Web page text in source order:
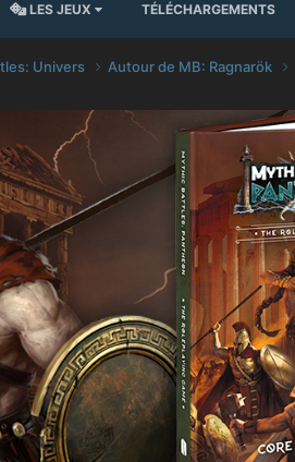
LES JEUX TÉLÉCHARGEMENTS
Univers Autour de MB: Ragnarök